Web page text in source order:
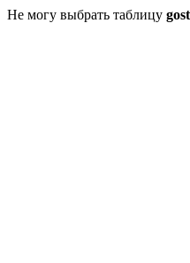
Не могу выбрать таблицу